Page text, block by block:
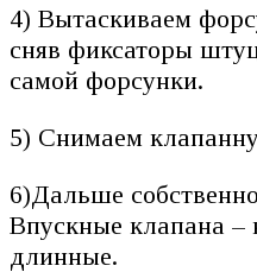
4) Вытаскиваем
сняв фиксаторы
самой форсунки.
5) Снимаем
6)Дальше
Впускные клапана –
длинные.